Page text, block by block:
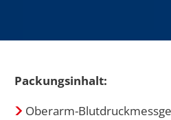
Packungsinhalt:
Oberarm-